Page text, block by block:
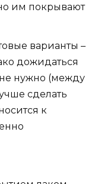
им покрывают
варианты –
дожидаться
нужно (между
сделать
к